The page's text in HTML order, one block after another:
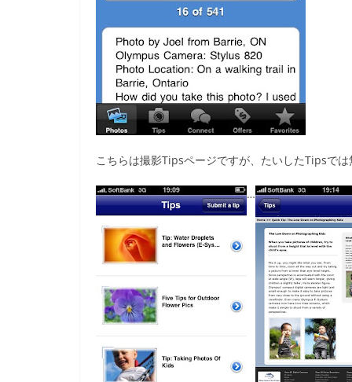
こちらは撮影Tipsページですが、たいしたTipsで
…